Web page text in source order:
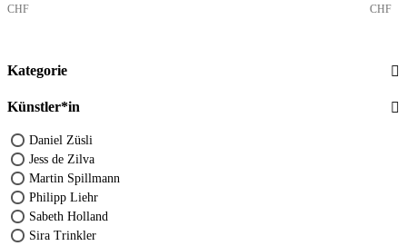
CHF CHF
Kategorie
Künstler*in
Daniel Züsli
Jess de Zilva
Martin Spillmann
Philipp Liehr
Sabeth Holland
Sira Trinkler